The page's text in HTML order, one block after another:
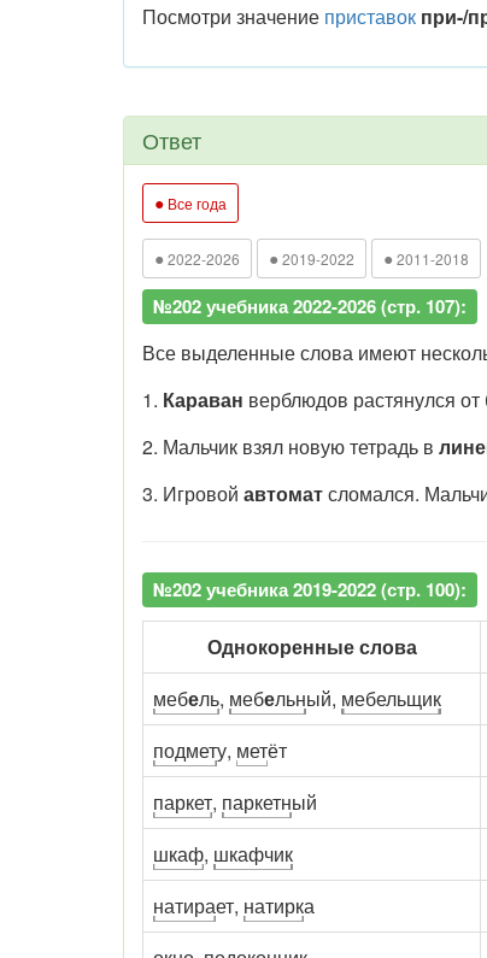
Посмотри значение приставок при-/
Ответ
● Все года
● 2022-2026 ● 2019-2022 ● 2011-2018
№202 учебника 2022-2026 (стр. 107):
Все выделенные слова имеют
1. Караван верблюдов растянулся
2. Мальчик взял новую тетрадь в
3. Игровой автоматсломался.
№202 учебника 2019-2022 (стр. 100):
Однокоренные слова
мебель, мебельный, мебельщик
подмету, метёт
паркет, паркетный
шкаф, шкафчик
натирает, натирка